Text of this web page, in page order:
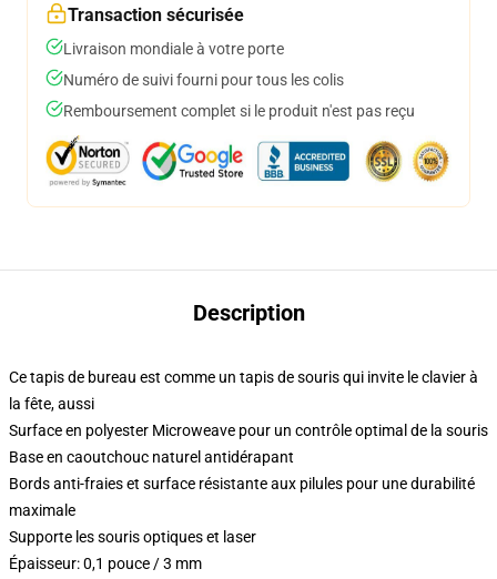
Transaction sécurisée
Livraison mondiale à votre porte
Numéro de suivi fourni pour tous les colis
Remboursement complet si le produit n'est pas reçu
Description
Ce tapis de bureau est comme un tapis de souris qui invite le clavier à
la fête, aussi
Surface en polyester Microweave pour un contrôle optimal de la souris
Base en caoutchouc naturel antidérapant
Bords anti-fraies et surface résistante aux pilules pour une durabilité
maximale
Supporte les souris optiques et laser
Épaisseur: 0,1 pouce / 3 mm